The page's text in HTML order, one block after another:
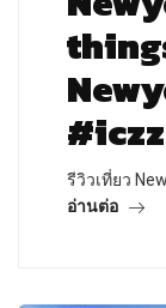
รีวิวเที่ยว
อ่านต่อ